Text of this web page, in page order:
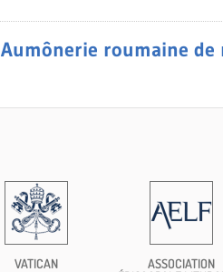
Aumônerie roumaine
VATICAN
ASSOCIATION